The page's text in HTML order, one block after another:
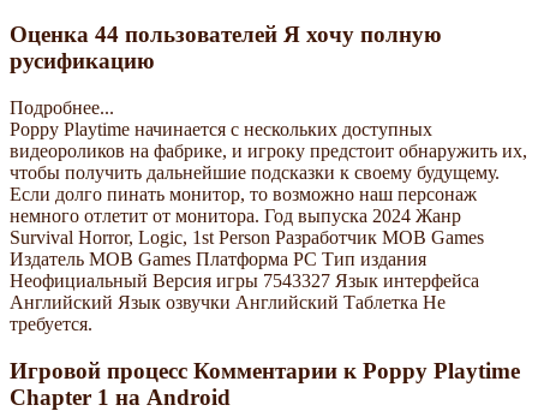
Оценка 44 пользователей Я хочу полную
русификацию
Подробнее...
Poppy Playtime начинается с нескольких доступных
видеороликов на фабрике, и игроку предстоит обнаружить их,
чтобы получить дальнейшие подсказки к своему будущему.
Если долго пинать монитор, то возможно наш персонаж
немного отлетит от монитора. Год выпуска 2024 Жанр
Survival Horror, Logic, 1st Person Разработчик MOB Games
Издатель MOB Games Платформа PC Тип издания
Неофициальный Версия игры 7543327 Язык интерфейса
Английский Язык озвучки Английский Таблетка Не
требуется.
Игровой процесс Комментарии к Poppy Playtime
Chapter 1 на Android